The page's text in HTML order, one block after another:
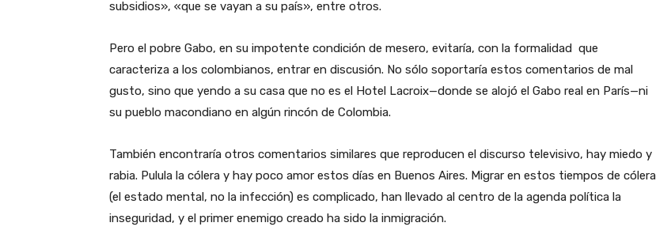
subsidios», «que se vayan a su país», entre otros.
Pero el pobre Gabo, en su impotente condición de mesero, evitaría, con la formalidad que
caracteriza a los colombianos, entrar en discusión. No sólo soportaría estos comentarios de mal
gusto, sino que yendo a su casa que no es el Hotel Lacroix—donde se alojó el Gabo real en París—ni
su pueblo macondiano en algún rincón de Colombia.
También encontraría otros comentarios similares que reproducen el discurso televisivo, hay miedo y
rabia. Pulula la cólera y hay poco amor estos días en Buenos Aires. Migrar en estos tiempos de cólera
(el estado mental, no la infección) es complicado, han llevado al centro de la agenda política la
inseguridad, y el primer enemigo creado ha sido la inmigración.